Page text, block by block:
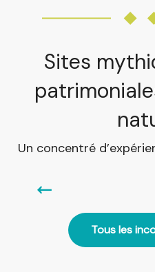
Sites
Un concentré
Tous les